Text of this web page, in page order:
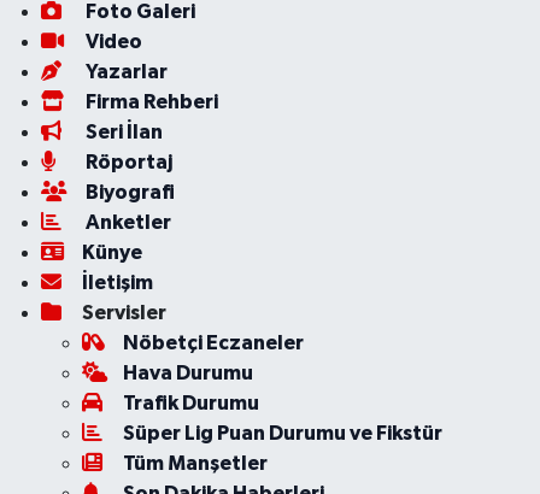
Foto Galeri
Video
Yazarlar
Firma Rehberi
Seri İlan
Röportaj
Biyografi
Anketler
Künye
İletişim
Servisler
Nöbetçi Eczaneler
Hava Durumu
Trafik Durumu
Süper Lig Puan Durumu ve Fikstür
Tüm Manşetler